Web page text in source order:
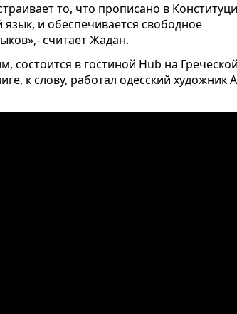
то, что прописано в
и обеспечивается свободное
считает Жадан.
состоится в гостиной Hub на
к слову, работал одесский художник